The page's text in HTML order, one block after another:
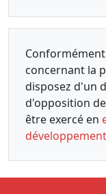
concernant la
disposez d'un
d'opposition
être exercé en